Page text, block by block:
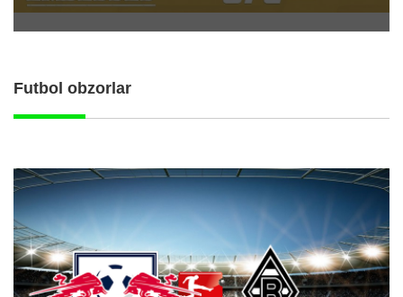
Futbol obzorlar